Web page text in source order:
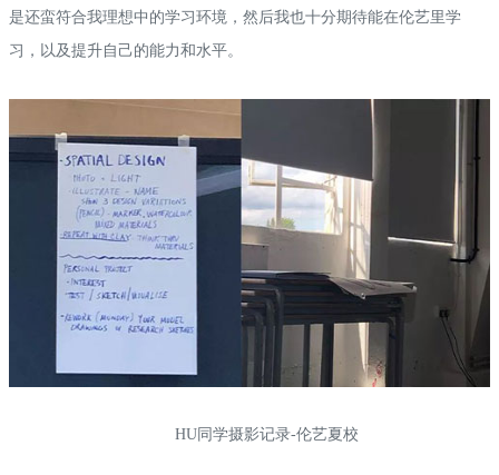
是还蛮符合我理想中的学习环境，然后我也十分期待能在伦艺里学
习，以及提升自己的能力和水平。
HU同学摄影记录-伦艺夏校